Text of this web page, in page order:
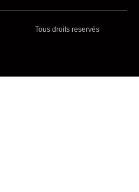
Tous droits reservés